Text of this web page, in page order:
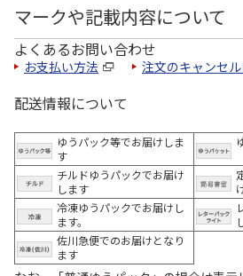
マークや記載内容について
よくあるお問い合わせ
お支払い方法 注文のキャンセ
配送情報について
ゆうパック等でお届けしま
す
チルドゆうパックでお届け
します
冷凍ゆうパックでお届けし
ます。
佐川急便でのお届けとなり
ます